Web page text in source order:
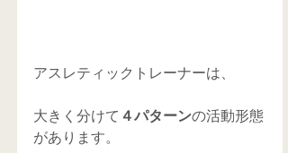
アスレティックトレーナーは、
大きく分けて ４パターンの活動形態
があります。